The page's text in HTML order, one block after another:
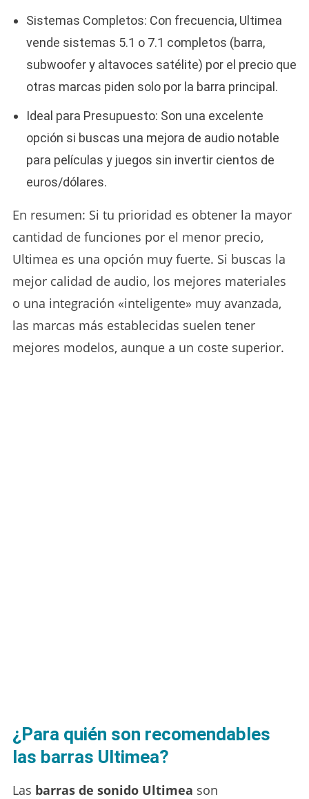
Sistemas Completos: Con frecuencia, Ultimea
vende sistemas 5.1 o 7.1 completos (barra,
subwoofer y altavoces satélite) por el precio que
otras marcas piden solo por la barra principal.
Ideal para Presupuesto: Son una excelente
opción si buscas una mejora de audio notable
para películas y juegos sin invertir cientos de
euros/dólares.
En resumen: Si tu prioridad es obtener la mayor
cantidad de funciones por el menor precio,
Ultimea es una opción muy fuerte. Si buscas la
mejor calidad de audio, los mejores materiales
o una integración «inteligente» muy avanzada,
las marcas más establecidas suelen tener
mejores modelos, aunque a un coste superior.
¿Para quién son recomendables
las barras Ultimea?
Las barras de sonido Ultimea son